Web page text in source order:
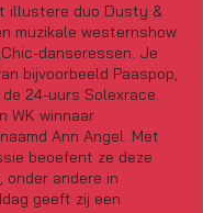
illustere duo Dusty &
muzikale westernshow
danseressen. Je
bijvoorbeeld Paaspop,
24-uurs Solexrace.
WK winnaar
Ann Angel. Met
beoefent ze deze
onder andere in
geeft zij een